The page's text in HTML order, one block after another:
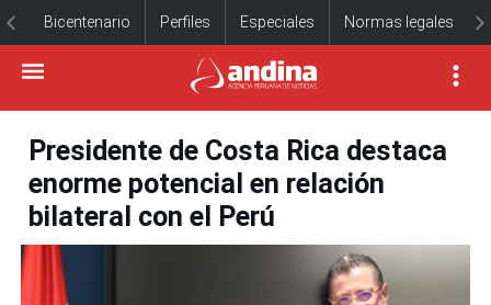
Bicentenario Perfiles Especiales Normas legales
Presidente de Costa Rica destaca
enorme potencial en relación
bilateral con el Perú